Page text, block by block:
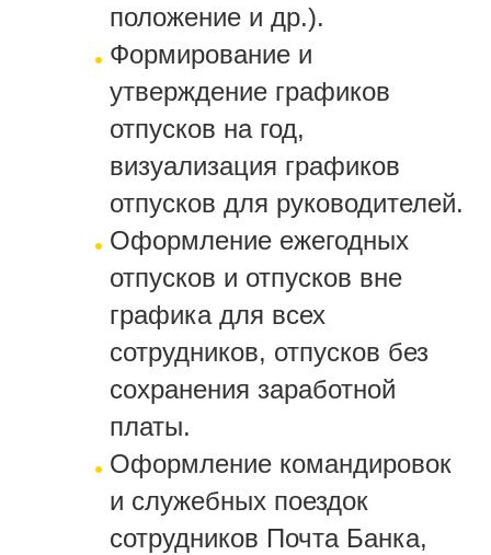
положение и др.).
Формирование и
утверждение графиков
отпусков на год,
визуализация графиков
отпусков для руководителей.
Оформление ежегодных
отпусков и отпусков вне
графика для всех
сотрудников, отпусков без
сохранения заработной
платы.
Оформление командировок
и служебных поездок
сотрудников Почта Банка,